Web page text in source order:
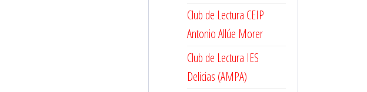
Club de Lectura CEIP
Antonio Allúe Morer
Club de Lectura IES
Delicias (AMPA)